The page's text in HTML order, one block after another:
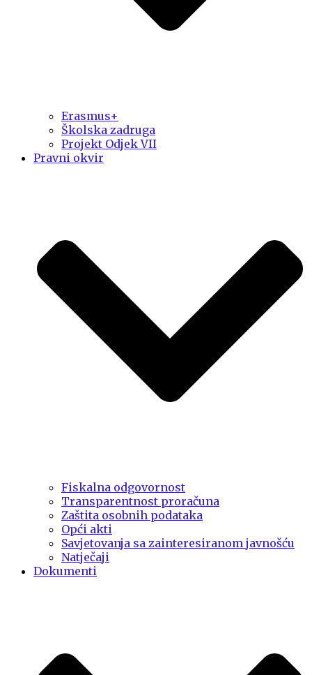
Erasmus+
Školska zadruga
Projekt Odjek VII
Pravni okvir
Fiskalna odgovornost
Transparentnost proračuna
Zaštita osobnih podataka
Opći akti
Savjetovanja sa zainteresiranom javnošću
Natječaji
Dokumenti